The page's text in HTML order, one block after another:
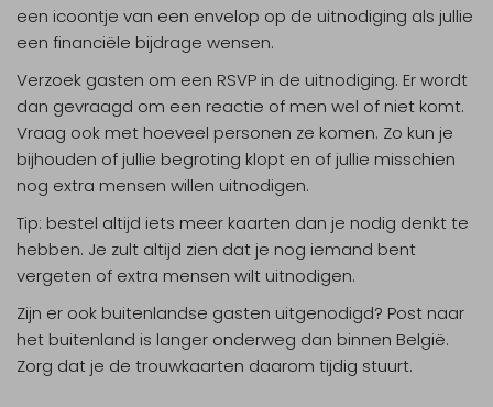
een icoontje van een envelop op de uitnodiging als jullie
een financiële bijdrage wensen.
Verzoek gasten om een RSVP in de uitnodiging. Er wordt
dan gevraagd om een reactie of men wel of niet komt.
Vraag ook met hoeveel personen ze komen. Zo kun je
bijhouden of jullie begroting klopt en of jullie misschien
nog extra mensen willen uitnodigen.
Tip: bestel altijd iets meer kaarten dan je nodig denkt te
hebben. Je zult altijd zien dat je nog iemand bent
vergeten of extra mensen wilt uitnodigen.
Zijn er ook buitenlandse gasten uitgenodigd? Post naar
het buitenland is langer onderweg dan binnen België.
Zorg dat je de trouwkaarten daarom tijdig stuurt.